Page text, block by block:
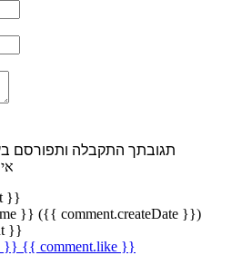
תגובתך התקבלה ותפורסם
}}
}} ({{ comment.createDate }})
}}
}} {{ comment.like }}